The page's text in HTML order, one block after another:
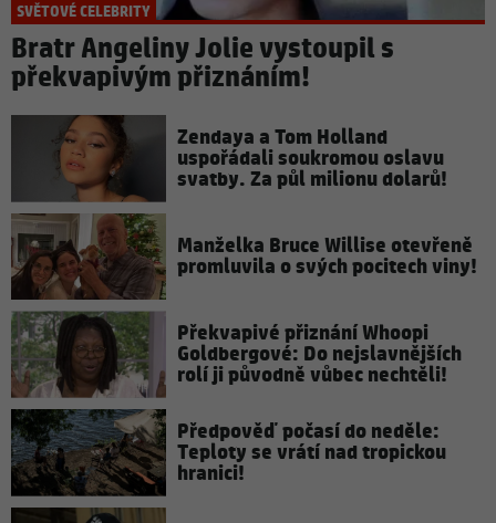
SVĚTOVÉ CELEBRITY
Bratr Angeliny Jolie vystoupil s
překvapivým přiznáním!
Zendaya a Tom Holland
uspořádali soukromou oslavu
svatby. Za půl milionu dolarů!
Manželka Bruce Willise otevřeně
promluvila o svých pocitech viny!
Překvapivé přiznání Whoopi
Goldbergové: Do nejslavnějších
rolí ji původně vůbec nechtěli!
Předpověď počasí do neděle:
Teploty se vrátí nad tropickou
hranici!